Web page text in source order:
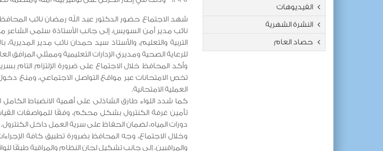
الفيديوهات
النشرة الشهرية
حصاد العام
شهد الاجتماع حضور الدكتور عبد الله رمضان نائب المحافظ،
نائب مدير أمن السويس، إلى جانب الأستاذة سلمى الشاعر
التربية والتعليم، والأستاذ سيد حمدان نائب مدير
للرعاية الصحية ومديري الإدارات التعليمية وممثلي المرافق
وأكد المحافظ خلال الاجتماع على ضرورة الإلتزام التام
تخص الامتحانات عبر مواقع التواصل الاجتماعي، ومنع
العملية الامتحانية.
كما شدد اللواء طارق الشاذلى على أهمية الانضباط
تأمين غرفة الكنترول بشكل محكم، وفقًا للمواصفات
دورات المياه، لضمان الحفاظ على سرية العمل داخل الكنترول.
وخلال الاجتماع، وجه المحافظ بضرورة تطبيق كافة
والمراقبين، إلى جانب تشكيل لجان النظام والمراقبة طبقًا